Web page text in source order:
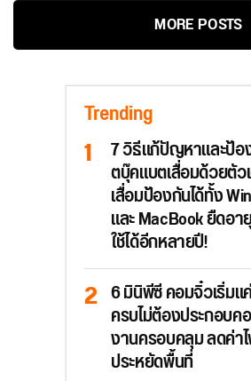
MORE POSTS
Trending
7 วิธีแก้ปัญหาและป้อ
ตบุ๊คแบตเสื่อมด้วยตัว
เสื่อมป้องกันได้ทั้ง
และ MacBook ยืดอา
ใช้ได้อีกหลายปี!
6 มินิพีซี คอมจิ๋วเริ่ม
ครบไม่ต้องประกอบค
งานครอบคลุม ลดค่า
ประหยัดพื้นที่